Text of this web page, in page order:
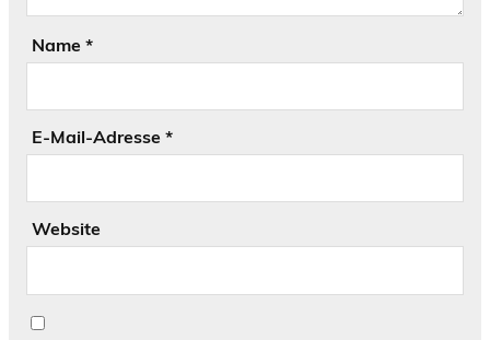
Name *
E-Mail-Adresse *
Website